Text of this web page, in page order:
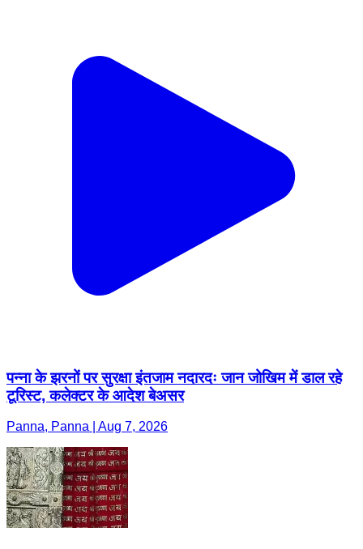
पन्ना के झरनों पर सुरक्षा इंतजाम नदारदः जान जोखिम में डाल रहे
टूरिस्ट, कलेक्टर के आदेश बेअसर
Panna, Panna | Aug 7, 2026